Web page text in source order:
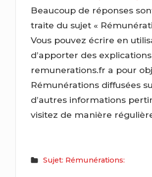
Beaucoup de réponses
traite du sujet «
Vous pouvez écrire en
d’apporter des
remunerations.fr a pour
Rémunérations diffusées
d’autres informations
visitez de manière
Sujet: Rémunérations: